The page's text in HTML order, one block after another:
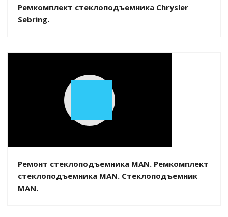
Ремкомплект стеклоподъемника Chrysler
Sebring.
Play
Ремонт стеклоподъемника MAN. Ремкомплект
стеклоподъемника MAN. Стеклоподъемник
MAN.